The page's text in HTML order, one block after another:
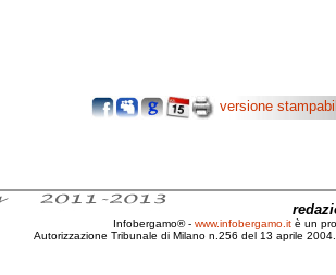
versione
Infobergamo® - www.infobergamo.it è un
Autorizzazione Tribunale di Milano n.256 del 13 aprile